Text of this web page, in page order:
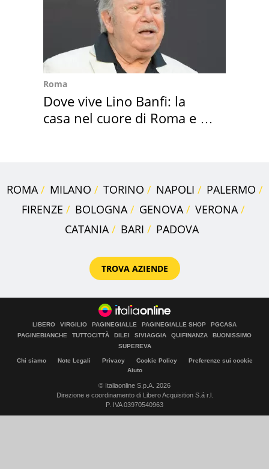
Roma
Dove vive Lino Banfi: la
casa nel cuore di Roma e i
ROMA MILANO TORINO NAPOLI
PALERMO
FIRENZE
BOLOGNA GENOVA
VERONA
CATANIA
BARI PADOVA
TROVA AZIENDE
LIBERO VIRGILIO PAGINEGIALLE PAGINEGIALLE SHOP
PGCASA
PAGINEBIANCHE
TUTTOCITTÀ DILEI SIVIAGGIA QUIFINANZA
BUONISSIMO
SUPEREVA
Chi siamo Note Legali Privacy Cookie Policy
Preferenze sui cookie
Aiuto
© Italiaonline S.p.A. 2026
Direzione e coordinamento di Libero Acquisition S.á r.l.
P. IVA 03970540963